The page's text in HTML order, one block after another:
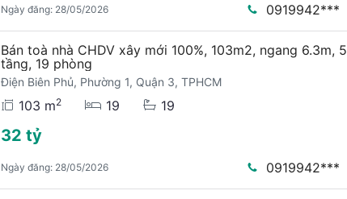
Ngày đăng: 28/05/2026 0919942***
Bán toà nhà CHDV xây mới 100%, 103m2, ngang 6.3m, 5
tầng, 19 phòng
Điện Biên Phủ, Phường 1, Quận 3, TPHCM
103 m2 19 19
32 tỷ
Ngày đăng: 28/05/2026 0919942***